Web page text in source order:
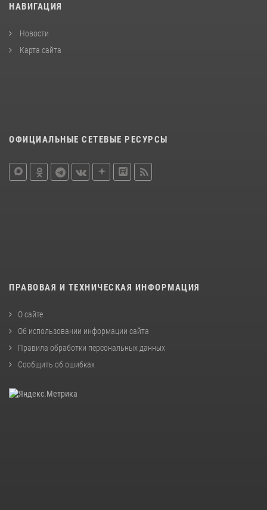
НАВИГАЦИЯ
Новости
Карта сайта
ОФИЦИАЛЬНЫЕ СЕТЕВЫЕ РЕСУРСЫ
ПРАВОВАЯ И ТЕХНИЧЕСКАЯ ИНФОРМАЦИЯ
О сайте
Об использовании информации сайта
Правила обработки персональных данных
Сообщить об ошибках